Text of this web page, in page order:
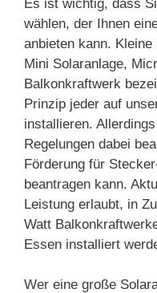
Es ist wichtig, dass
wählen, der Ihnen
anbieten kann.
Mini Solaranlage,
Balkonkraftwerk
Prinzip jeder auf
installieren.
Regelungen dabei
Förderung für
beantragen kann.
Leistung erlaubt, in
Watt
Essen installiert
Wer eine große